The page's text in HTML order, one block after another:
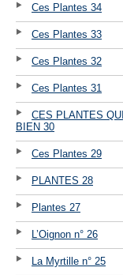
Ces Plantes 34
Ces Plantes 33
Ces Plantes 32
Ces Plantes 31
CES PLANTES
BIEN 30
Ces Plantes 29
PLANTES 28
Plantes 27
L’Oignon n° 26
La Myrtille n° 25